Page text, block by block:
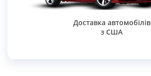
Доставка автомобілів
з США